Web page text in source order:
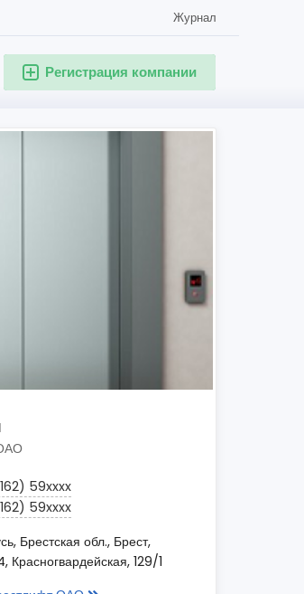
Журнал
Регистрация компании
59xxxx
59xxxx
Брестская обл., Брест,
Красногвардейская, 129/1